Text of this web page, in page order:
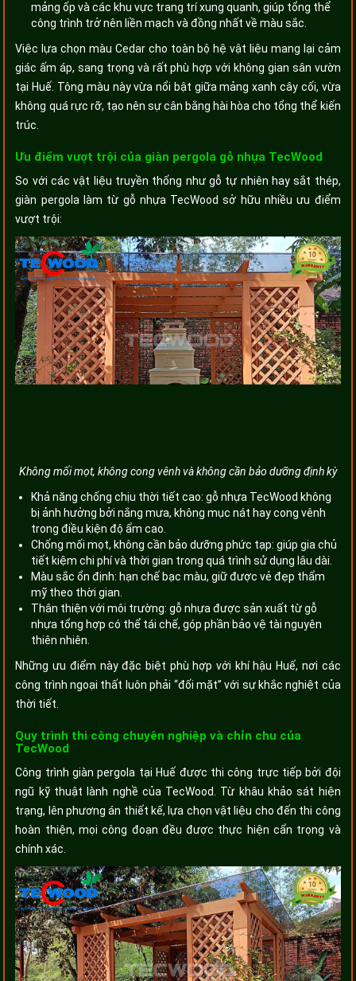
mảng ốp và các khu vực trang trí xung quanh, giúp tổng thể
công trình trở nên liền mạch và đồng nhất về màu sắc.
Việc lựa chọn màu Cedar cho toàn bộ hệ vật liệu mang lại cảm
giác ấm áp, sang trọng và rất phù hợp với không gian sân vườn
tại Huế. Tông màu này vừa nổi bật giữa mảng xanh cây cối, vừa
không quá rực rỡ, tạo nên sự cân bằng hài hòa cho tổng thể kiến
trúc.
Ưu điểm vượt trội của giàn pergola gỗ nhựa TecWood
So với các vật liệu truyền thống như gỗ tự nhiên hay sắt thép,
giàn pergola làm từ gỗ nhựa TecWood sở hữu nhiều ưu điểm
vượt trội:
Không mối mọt, không cong vênh và không cần bảo dưỡng định kỳ
Khả năng chống chịu thời tiết cao: gỗ nhựa TecWood không
bị ảnh hưởng bởi nắng mưa, không mục nát hay cong vênh
trong điều kiện độ ẩm cao.
Chống mối mọt, không cần bảo dưỡng phức tạp: giúp gia chủ
tiết kiệm chi phí và thời gian trong quá trình sử dụng lâu dài.
Màu sắc ổn định: hạn chế bạc màu, giữ được vẻ đẹp thẩm
mỹ theo thời gian.
Thân thiện với môi trường: gỗ nhựa được sản xuất từ gỗ
nhựa tổng hợp có thể tái chế, góp phần bảo vệ tài nguyên
thiên nhiên.
Những ưu điểm này đặc biệt phù hợp với khí hậu Huế, nơi các
công trình ngoại thất luôn phải “đối mặt” với sự khắc nghiệt của
thời tiết.
Quy trình thi công chuyên nghiệp và chỉn chu của
TecWood
Công trình giàn pergola tại Huế được thi công trực tiếp bởi đội
ngũ kỹ thuật lành nghề của TecWood. Từ khâu khảo sát hiện
trạng, lên phương án thiết kế, lựa chọn vật liệu cho đến thi công
hoàn thiện, mọi công đoạn đều được thực hiện cẩn trọng và
chính xác.